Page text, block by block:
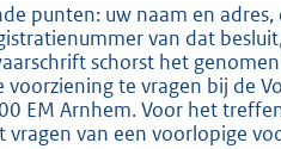
punten: uw naam en
van dat
schorst het
te vragen bij de
EM Arnhem. Voor het
van een voorlopige